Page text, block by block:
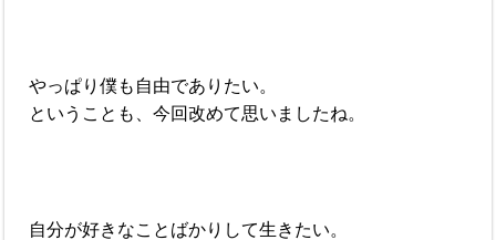
やっぱり僕も自由でありたい。
ということも、今回改めて思いましたね。
自分が好きなことばかりして生きたい。